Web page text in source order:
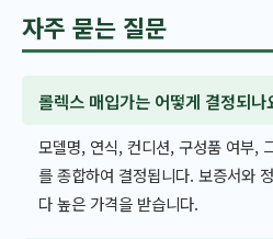
자주 묻는 질문
롤렉스 매입가는 어떻게 결정되나
모델명, 연식, 컨디션, 구성품 여부,
를 종합하여 결정됩니다. 보증서와
다 높은 가격을 받습니다.